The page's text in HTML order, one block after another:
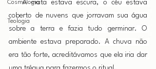
Cosmologia
Teologia
A mata estava escura, o céu estava
coberto de nuvens que jorravam sua água
sobre a terra e fazia tudo germinar. O
ambiente estava preparado. A chuva não
era tão forte, acreditávamos que ela iria dar